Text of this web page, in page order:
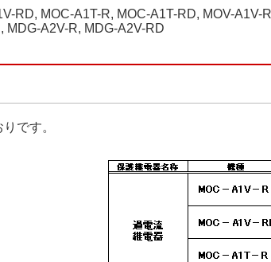
RD, MOC-A1T-R, MOC-A1T-RD, MOV-
MDG-A2V-R, MDG-A2V-RD
です。